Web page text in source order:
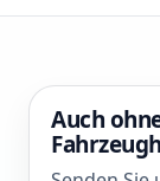
Auch